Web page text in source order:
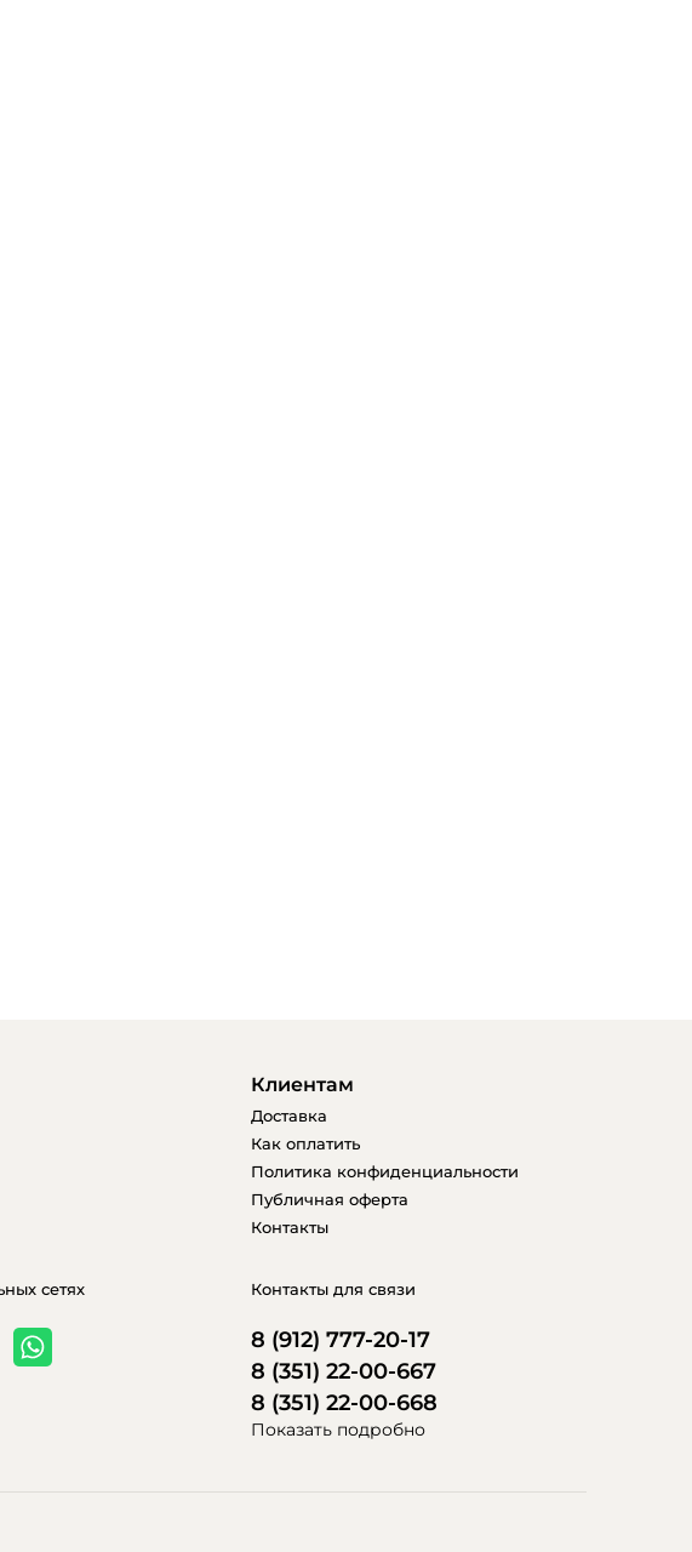
Клиентам
Доставка
Как оплатить
Политика конфиденциальности
Публичная оферта
Контакты
сетях Контакты для связи
8 (912) 777-20-17
8 (351) 22-00-667
8 (351) 22-00-668
Показать подробно